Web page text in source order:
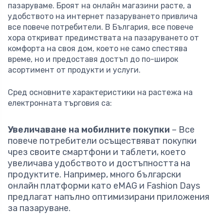
пазаруваме. Броят на онлайн магазини расте, а
удобството на интернет пазаруването привлича
все повече потребители. В България, все повече
хора откриват предимствата на пазаруването от
комфорта на своя дом, което не само спестява
време, но и предоставя достъп до по-широк
асортимент от продукти и услуги.
Сред основните характеристики на растежа на
електронната търговия са:
Увеличаване на мобилните покупки – Все
повече потребители осъществяват покупки
чрез своите смартфони и таблети, което
увеличава удобството и достъпността на
продуктите. Например, много български
онлайн платформи като eMAG и Fashion Days
предлагат напълно оптимизирани приложения
за пазаруване.